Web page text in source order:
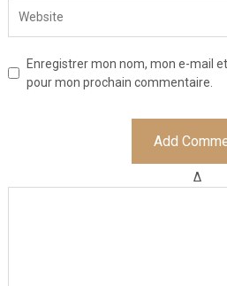
Enregistrer mon nom, mon e-mail
pour mon prochain commentaire.
Δ